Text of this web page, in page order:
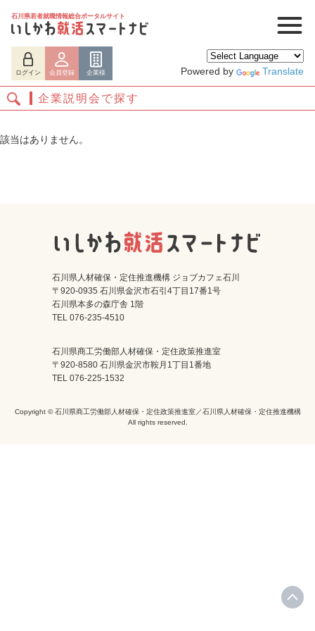
石川県若者就職情報総合ポータルサイト
ログイン 会員登録 企業様 Powered by Translate
ログイン 会員登録
企業説明会で探す
該当はありません。
石川県人材確保・定住推進機構 ジョブカフェ石川
〒920-0935 石川県金沢市石引4丁目17番1号
石川県本多の森庁舎 1階
TEL 076-235-4510
石川県商工労働部人材確保・定住政策推進室
〒920-8580 石川県金沢市鞍月1丁目1番地
TEL 076-225-1532
Copyright © 石川県商工労働部人材確保・定住政策推進室／石川県人材確保・定住推進機構
All rights reserved.